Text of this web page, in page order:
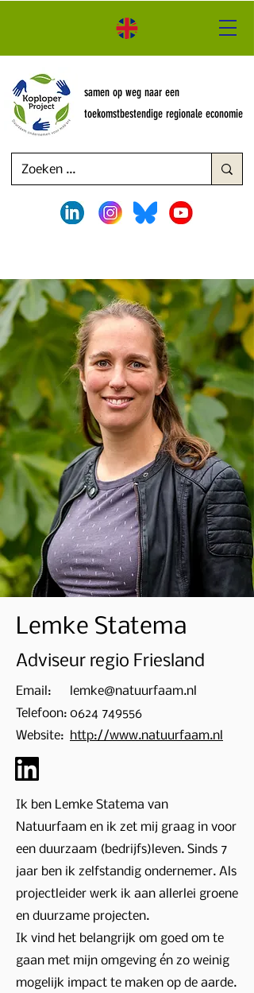
samen op weg naar een
toekomstbestendige regionale economie
Lemke Statema
Adviseur regio Friesland
Email:
lemke@natuurfaam.nl
Telefoon: 0624 749556
Website: http://www.natuurfaam.nl
Ik ben Lemke Statema van
Natuurfaam en ik zet mij graag in voor
een duurzaam (bedrijfs)leven. Sinds 7
jaar ben ik zelfstandig ondernemer. Als
projectleider werk ik aan allerlei groene
en duurzame projecten.
Ik vind het belangrijk om goed om te
gaan met mijn omgeving én zo weinig
mogelijk impact te maken op de aarde.